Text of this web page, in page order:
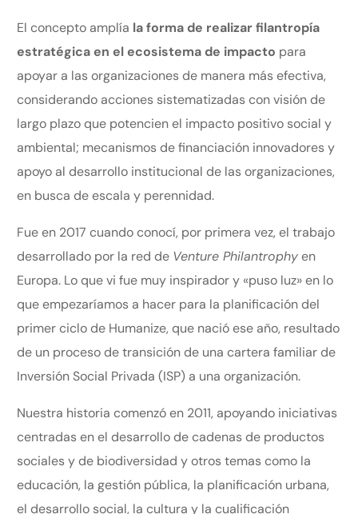
El concepto amplía la forma de realizar filantropía
estratégica en el ecosistema de impacto para
apoyar a las organizaciones de manera más efectiva,
considerando acciones sistematizadas con visión de
largo plazo que potencien el impacto positivo social y
ambiental; mecanismos de financiación innovadores y
apoyo al desarrollo institucional de las organizaciones,
en busca de escala y perennidad.
Fue en 2017 cuando conocí, por primera vez, el trabajo
desarrollado por la red de Venture Philantrophyen
Europa. Lo que vi fue muy inspirador y «puso luz» en lo
que empezaríamos a hacer para la planificación del
primer ciclo de Humanize, que nació ese año, resultado
de un proceso de transición de una cartera familiar de
Inversión Social Privada (ISP) a una organización.
Nuestra historia comenzó en 2011, apoyando iniciativas
centradas en el desarrollo de cadenas de productos
sociales y de biodiversidad y otros temas como la
educación, la gestión pública, la planificación urbana,
el desarrollo social, la cultura y la cualificación